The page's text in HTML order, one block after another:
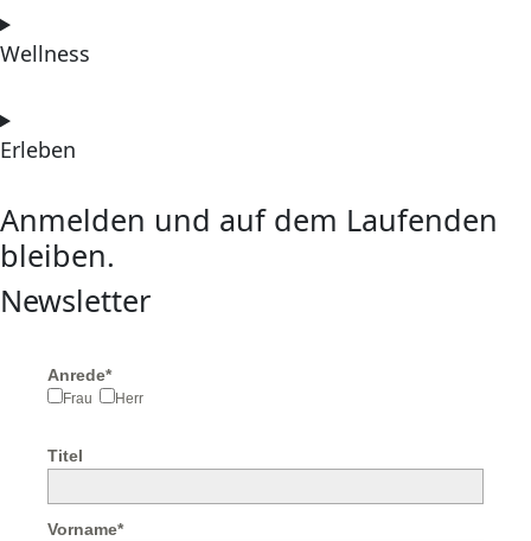
Wellness
Erleben
Anmelden und auf dem Laufenden
bleiben.
Newsletter
Anrede*
Frau Herr
Titel
Vorname*